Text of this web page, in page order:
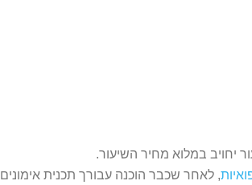
יחויב במלוא מחיר השיעור.
, לאחר שכבר הוכנה עבורך תכנית אימונים